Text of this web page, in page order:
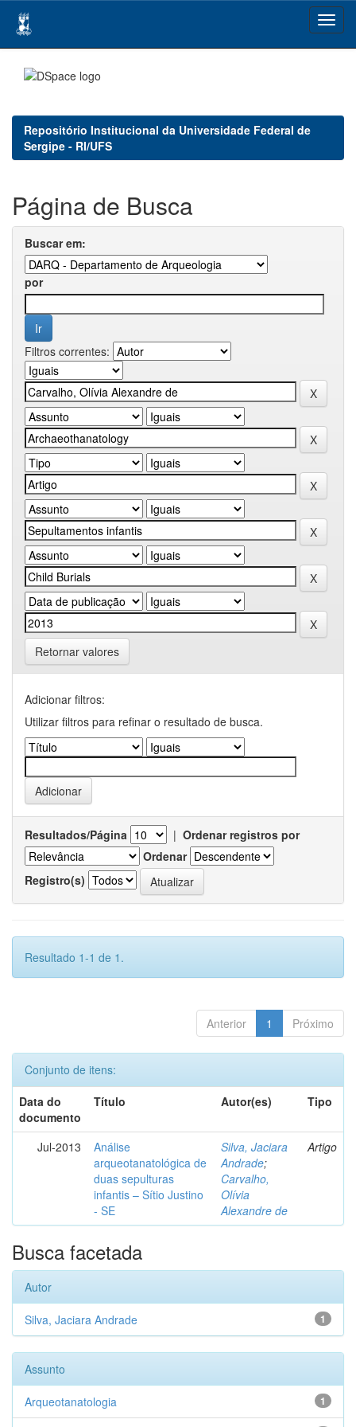
navigation
Repositório Institucional da Universidade Federal de
Sergipe - RI/UFS
Página de Busca
Buscar em:
por
Filtros correntes:
Retornar valores
Adicionar filtros:
Utilizar filtros para refinar o resultado de busca.
Resultados/Página | Ordenar registros por
Ordenar
Registro(s)
Resultado 1-1 de 1.
Anterior 1 Próximo
Conjunto de itens:
Data do
documento
Título Autor(es) Tipo
Jul-2013
Análise
arqueotanatológica de
duas sepulturas
infantis – Sítio Justino
- SE
Silva, Jaciara
Andrade;
Carvalho,
Olívia
Alexandre de
Artigo
Busca facetada
Autor
1
Silva, Jaciara Andrade
Assunto
1
Arqueotanatologia